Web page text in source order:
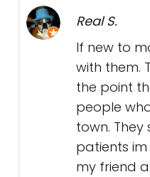
Real S.
If new to
with them.
the point
people
town.
patients
my friend